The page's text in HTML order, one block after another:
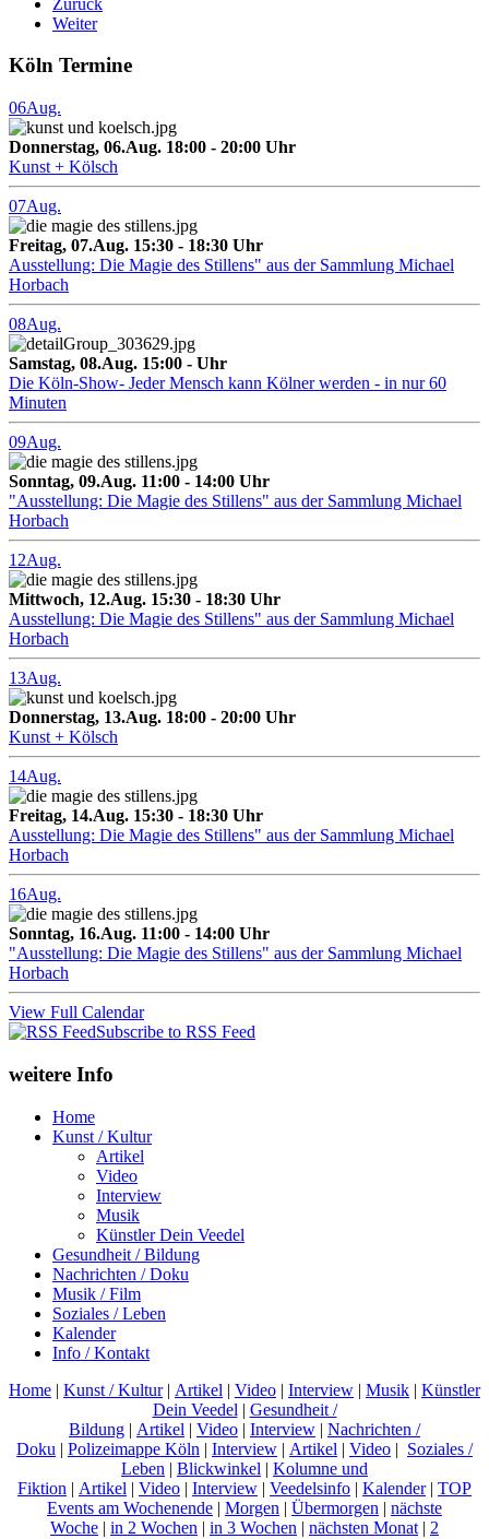
Weiter
Köln Termine
06Aug.
Donnerstag, 06.Aug. 18:00 - 20:00 Uhr
Kunst + Kölsch
07Aug.
Freitag, 07.Aug. 15:30 - 18:30 Uhr
Ausstellung: Die Magie des Stillens" aus der Sammlung Michael
Horbach
08Aug.
Samstag, 08.Aug. 15:00 - Uhr
Die Köln-Show- Jeder Mensch kann Kölner werden - in nur 60
Minuten
09Aug.
Sonntag, 09.Aug. 11:00 - 14:00 Uhr
"Ausstellung: Die Magie des Stillens" aus der Sammlung Michael
Horbach
12Aug.
Mittwoch, 12.Aug. 15:30 - 18:30 Uhr
Ausstellung: Die Magie des Stillens" aus der Sammlung Michael
Horbach
13Aug.
Donnerstag, 13.Aug. 18:00 - 20:00 Uhr
Kunst + Kölsch
14Aug.
Freitag, 14.Aug. 15:30 - 18:30 Uhr
Ausstellung: Die Magie des Stillens" aus der Sammlung Michael
Horbach
16Aug.
Sonntag, 16.Aug. 11:00 - 14:00 Uhr
"Ausstellung: Die Magie des Stillens" aus der Sammlung Michael
Horbach
View Full Calendar
Subscribe to RSS Feed
weitere Info
Home
Kunst / Kultur
Artikel
Video
Interview
Musik
Künstler Dein Veedel
Gesundheit / Bildung
Nachrichten / Doku
Musik / Film
Soziales / Leben
Kalender
Info / Kontakt
Home | Kunst / Kultur| Artikel | Video | Interview | Musik | Künstler
Dein Veedel | Gesundheit /
Bildung | Artikel | Video | Interview | Nachrichten /
Doku | Polizeimappe Köln | Interview | Artikel | Video | Soziales /
Leben | Blickwinkel | Kolumne und
Fiktion | Artikel | Video | Interview | Veedelsinfo | Kalender| TOP
Events am Wochenende | Morgen | Übermorgen | nächste
Woche | in 2 Wochen | in 3 Wochen | nächsten Monat | 2